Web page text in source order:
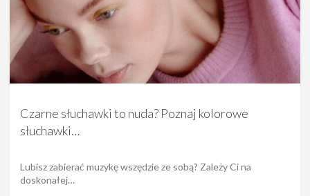
Czarne słuchawki to nuda? Poznaj kolorowe
słuchawki…
Lubisz zabierać muzykę wszędzie ze sobą? Zależy Ci na
doskonałej…